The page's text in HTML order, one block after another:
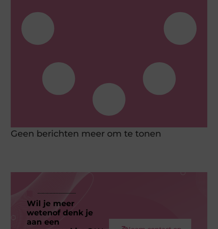
Geen berichten meer om te tonen
Wil je meer
wetenof denk je
aan een